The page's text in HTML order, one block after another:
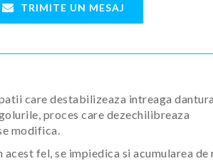
TRIMITE UN MESAJ
care destabilizeaza intreaga
proces care dezechilibreaza
modifica.
fel, se impiedica si acumularea de